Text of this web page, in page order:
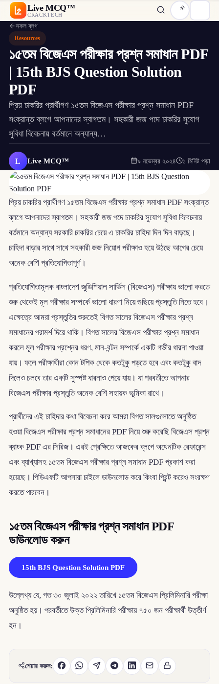
Live MCQ™
CRACKTECH
সকল ব্লগ
Resources
১৫তম বিজেএস পরীক্ষার প্রশ্ন সমাধান PDF
| 15th BJS Question Solution
PDF
প্রিয় চাকরির প্রার্থীগণ ১৫তম বিজেএস পরীক্ষার প্রশ্ন সমাধান PDF
সংক্রান্ত ব্লগে আপনাদের স্বাগতম। সহকারী জজ পদে চাকরির সুযোগ
সুবিধা বিবেচনায় বর্তমানে অন্যান্য…
L Live MCQ™ ৯ নভেম্বর ২০২৪ ১ মিনিট পড়া
প্রিয় চাকরির প্রার্থীগণ ১৫তম বিজেএস পরীক্ষার প্রশ্ন সমাধান PDF সংক্রান্ত
ব্লগে আপনাদের স্বাগতম। সহকারী জজ পদে চাকরির সুযোগ সুবিধা বিবেচনায়
বর্তমানে অন্যান্য সরকারি চাকরির চেয়ে এ চাকরির চাহিদা দিন দিন বাড়ছে।
চাহিদা বাড়ার সাথে সাথে সহকারী জজ নিয়োগ পরীক্ষাও হয়ে উঠছে আগের চেয়ে
অনেক বেশি প্রতিযোগিতাপূর্ণ।
প্রতিযোগিতামূলক বাংলাদেশ জুডিশিয়াল সার্ভিস (বিজেএস) পরীক্ষায় ভালো করতে
শুরু থেকেই মূল পরীক্ষার সম্পর্কে ভালো ধারণা নিয়ে গুছিয়ে প্রস্তুতি নিতে হবে।
এক্ষেত্রে আমরা প্রস্তুতির শুরুতেই বিগত সালের বিজেএস পরীক্ষার প্রশ্ন
সমাধানের পরামর্শ দিয়ে থাকি। বিগত সালের বিজেএস পরীক্ষার প্রশ্ন সমাধান
করলে মূল পরীক্ষার প্রশ্নের ধরণ, মান-বন্টন সম্পর্কে একটি গভীর ধারনা পাওয়া
যায়। ফলে পরীক্ষার্থীরা কোন টপিক থেকে কতটুকু পড়তে হবে এবং কতটুকু বাদ
দিলেও চলবে তার একটি সুস্পষ্ট ধারনাও পেয়ে যায়। যা পরবর্তীতে আপনার
বিজেএস পরীক্ষার প্রস্তুতি অনেক বেশি সহায়ক ভূমিকা রাখে।
প্রার্থীদের এই চাহিদার কথা বিবেচনা করে আমরা বিগত সালগুলোতে অনুষ্ঠিত
হওয়া বিজেএস পরীক্ষার প্রশ্ন সমাধানের PDF নিয়ে শুরু করেছি বিজেএস প্রশ্ন
ব্যাংক PDF এর সিরিজ। এরই প্রেক্ষিতে আজকের ব্লগে অথেনটিক রেফারেন্স
এবং ব্যাখ্যাসহ ১৫তম বিজেএস পরীক্ষার প্রশ্ন সমাধান PDF প্রকাশ করা
হয়েছে। পিডিএফটি আপনারা চাইলে ডাউনলোড করে কিংবা প্রিন্ট করেও সংরক্ষণ
করতে পারবেন।
১৫তম বিজেএস পরীক্ষার প্রশ্ন সমাধান PDF
ডাউনলোড করুন
15th BJS Question Solution PDF
উল্লেখ্য যে, গত ৩০ জুলাই ২০২২ তারিখে ১৫তম বিজেএস প্রিলিমিনারি পরীক্ষা
অনুষ্ঠিত হয়। পরবর্তীতে উক্ত প্রিলিমিনারি পরীক্ষায় ৭৫০ জন পরীক্ষার্থী উত্তীর্ণ
হন।
শেয়ার করুন: